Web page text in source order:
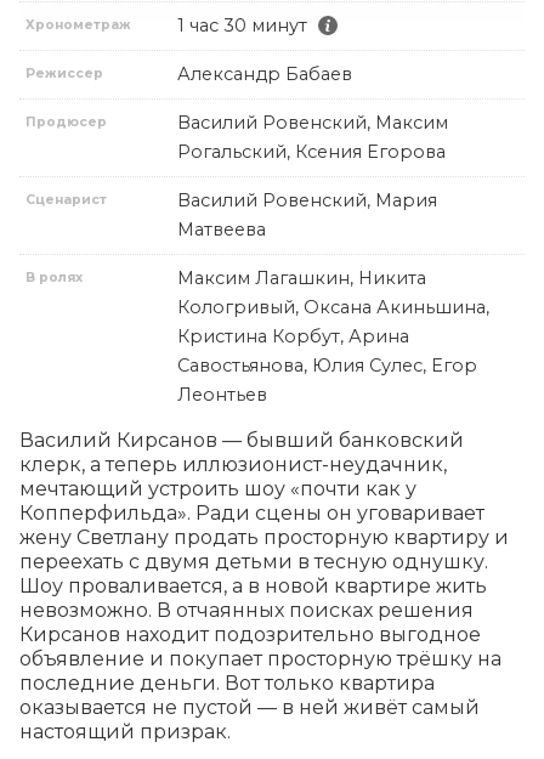
Хронометраж 1 час 30 минут
Режиссер Александр Бабаев
Продюсер
Василий Ровенский, Максим
Рогальский, Ксения Егорова
Сценарист
Василий Ровенский, Мария
Матвеева
В ролях
Максим Лагашкин, Никита
Кологривый, Оксана Акиньшина,
Кристина Корбут, Арина
Савостьянова, Юлия Сулес, Егор
Леонтьев
Василий Кирсанов — бывший банковский
клерк, а теперь иллюзионист-неудачник,
мечтающий устроить шоу «почти как у
Копперфильда». Ради сцены он уговаривает
жену Светлану продать просторную квартиру и
переехать с двумя детьми в тесную однушку.
Шоу проваливается, а в новой квартире жить
невозможно. В отчаянных поисках решения
Кирсанов находит подозрительно выгодное
объявление и покупает просторную трёшку на
последние деньги. Вот только квартира
оказывается не пустой — в ней живёт самый
настоящий призрак.